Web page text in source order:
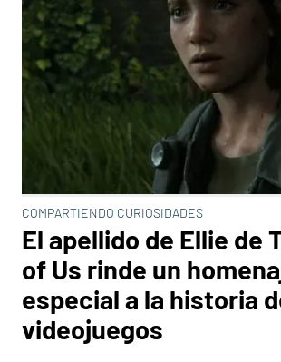
COMPARTIENDO CURIOSIDADES
El apellido de Ellie de
of Us rinde un
especial a la historia
videojuegos